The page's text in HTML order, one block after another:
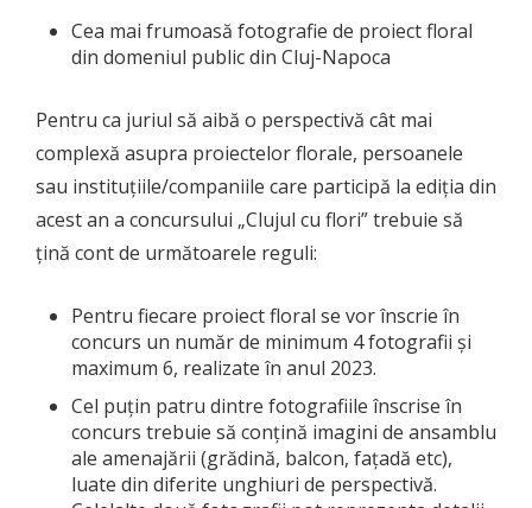
Cea mai frumoasă fotografie de proiect floral
din domeniul public din Cluj-Napoca
Pentru ca juriul să aibă o perspectivă cât mai
complexă asupra proiectelor florale, persoanele
sau instituțiile/companiile care participă la ediția din
acest an a concursului „Clujul cu flori” trebuie să
țină cont de următoarele reguli:
Pentru fiecare proiect floral se vor înscrie în
concurs un număr de minimum 4 fotografii și
maximum 6, realizate în anul 2023.
Cel puțin patru dintre fotografiile înscrise în
concurs trebuie să conțină imagini de ansamblu
ale amenajării (grădină, balcon, fațadă etc),
luate din diferite unghiuri de perspectivă.